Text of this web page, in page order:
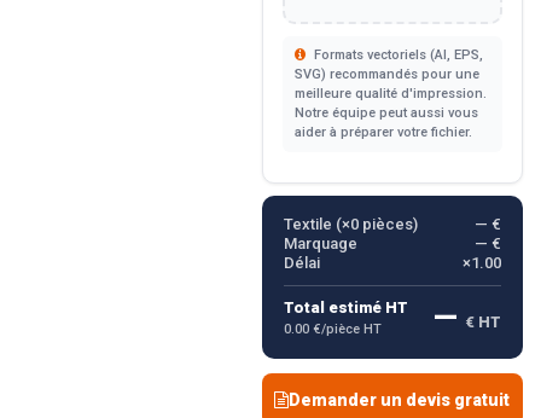
Formats vectoriels (AI, EPS,
SVG) recommandés pour une
meilleure qualité d'impression.
Notre équipe peut aussi vous
aider à préparer votre fichier.
Textile (×0pièces)
— €
Marquage
— €
Délai
×1.00
Total estimé HT
0.00 €/pièce HT — € HT
Demander un devis gratuit